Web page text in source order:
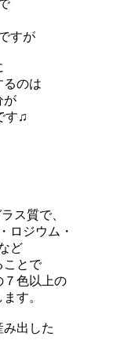
すが
るのは
が
す♫
ス質で、
ロジウム・
ど
ことで
７色以上の
す。
み出した